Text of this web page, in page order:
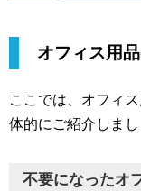
オフィス用
ここでは、オフィ
体的にご紹介しまし
不要になったオ